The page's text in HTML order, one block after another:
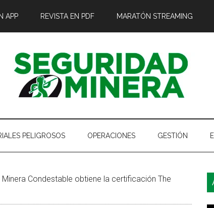
APP REVISTA EN PDF MARATÓN STREAMING
PELIGROSOS OPERACIONES GESTIÓN
Minera Condestable obtiene la certificación The